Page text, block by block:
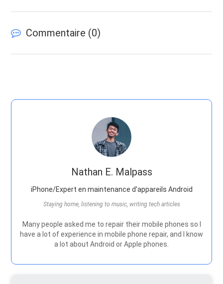
Commentaire (0)
Nathan E. Malpass
iPhone/Expert en maintenance d'appareils Android
Staying home, listening to music, writing tech articles
Many people asked me to repair their mobile phones so I
have a lot of experience in mobile phone repair, and I know
a lot about Android or Apple phones.